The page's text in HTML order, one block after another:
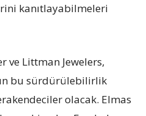
kanıtlayabilmeleri
ve Littman Jewelers,
bu sürdürülebilirlik
olacak. Elmas